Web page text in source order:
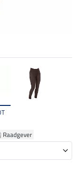
Raadgever